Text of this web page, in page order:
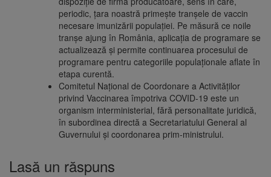
periodic, țara noastră primește tranșele de vaccin
necesare imunizării populației. Pe măsură ce noile
tranșe ajung în România, aplicația de programare se
actualizează și permite continuarea procesului de
programare pentru categoriile populaționale aflate în
etapa curentă.
Comitetul Național de Coordonare a Activităților
privind Vaccinarea împotriva COVID-19 este un
organism interministerial, fără personalitate juridică,
în subordinea directă a Secretariatului General al
Guvernului și coordonarea prim-ministrului.
Lasă un răspuns